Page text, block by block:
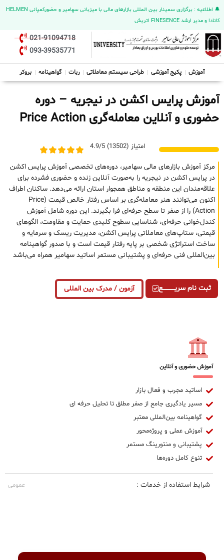
🔔 اطلاعیه : برگزاری سمینار بین المللی بازارهای مالی با میزبانی سهامیر و حضورکمپانی HELMEN
کانادا و مدیر ارشد FINESENCE اتریش
021-91094718
093-39535771
آموزش پکیج آموزشی طراحی سیستم معاملاتی ربات گواهینامه بروکر
آموزش پرایس اکشن در نیجریه – دوره
حضوری و آنلاین معامله‌گری Price Action
امتیاز (13502) 4.9/5
مرکز آموزش بازارهای مالی سهامیر، دوره‌های تخصصی آموزش پرایس اکشن
در پرایس اکشن در نیجریه را به‌صورت آنلاین زنده و حضوری فشرده برای
علاقه‌مندان این منطقه و مناطق همجوار استان ارائه می‌دهد. ساکنان اطراف
اکنون می‌توانند هنر معامله‌گری بر اساس رفتار خالص قیمت (Price
Action) را از صفر تا سطح حرفه‌ای فرا بگیرند. این دوره شامل آموزش
کندل‌خوانی حرفه‌ای، شناسایی سطوح کلیدی حمایت و مقاومت، الگوهای
قیمتی، ستاپ‌های معاملاتی پرایس اکشن، مدیریت ریسک و سرمایه و
ساخت استراتژی شخصی بر پایه رفتار قیمت است و با صدور گواهینامه
بین‌المللی فنی حرفه‌ای و پشتیبانی مستمر اساتید سهامیر همراه می‌باشد
ثبت نام سریــــــــــــع آزمون / مدرک بین المللی
آموزش حضوری و آنلاین
اساتید مجرب و فعال بازار
مسیر یادگیری جامع از صفر مطلق تا تحلیل حرفه ای
گواهینامه بین‌المللی معتبر
آموزش عملی و پروژه‌محور
پشتیبانی و منتورینگ مستمر
تنوع کامل دوره‌ها
شرایط استفاده از خدمات : عمومی